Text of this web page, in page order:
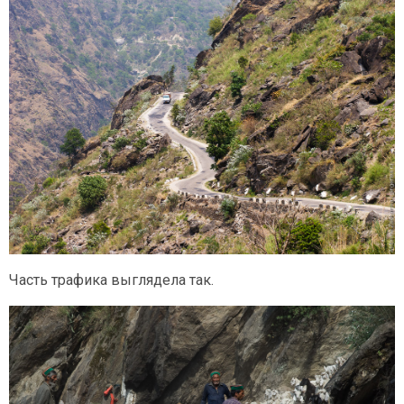
Часть трафика выглядела так.